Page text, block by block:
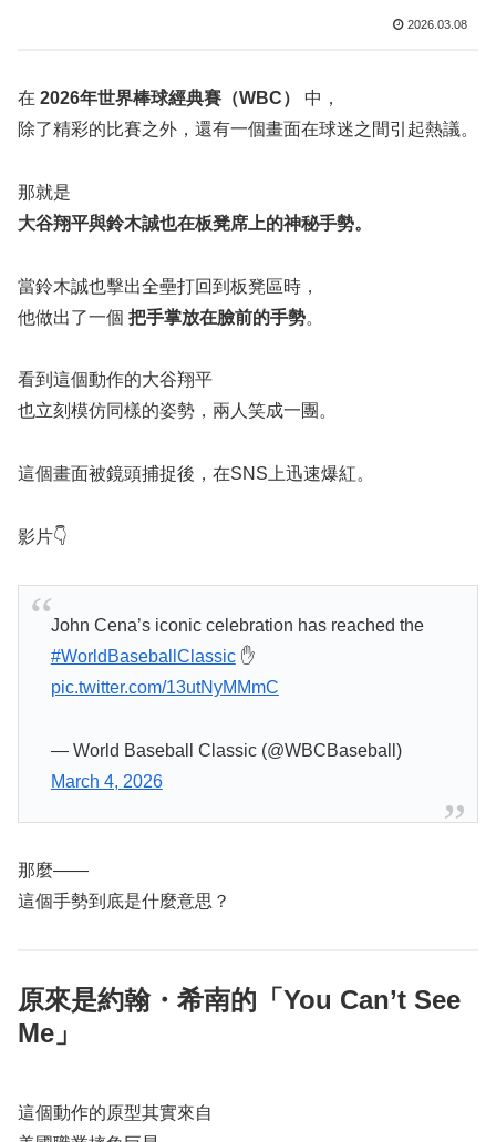
2026.03.08
在 2026年世界棒球經典賽（WBC）
中，
除了精彩的比賽之外，還有一個畫面在球迷之間引起熱議。
那就是
大谷翔平與鈴木誠也在板凳席上的神秘手勢。
當鈴木誠也擊出全壘打回到板凳區時，
他做出了一個 把手掌放在臉前的手勢。
看到這個動作的大谷翔平
也立刻模仿同樣的姿勢，兩人笑成一團。
這個畫面被鏡頭捕捉後，在SNS上迅速爆紅。
影片👇
John Cena’s iconic celebration has reached the
#WorldBaseballClassic✋
pic.twitter.com/13utNyMMmC
— World Baseball Classic (@WBCBaseball)
March 4, 2026
那麼——
這個手勢到底是什麼意思？
原來是約翰・希南的「You Can’t See
Me」
這個動作的原型其實來自